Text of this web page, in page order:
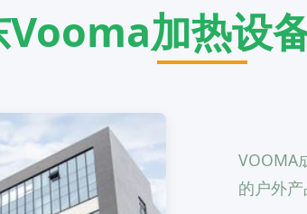
加热设
VOOMA
的户外